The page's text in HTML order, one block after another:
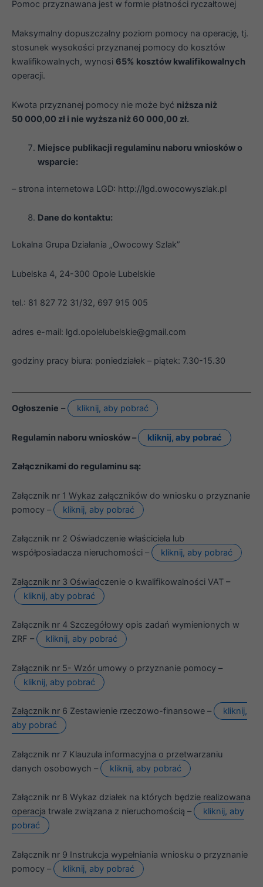
Pomoc przyznawana jest w formie płatności ryczałtowej
Maksymalny dopuszczalny poziom pomocy na operację, tj.
stosunek wysokości przyznanej pomocy do kosztów
kwalifikowalnych, wynosi 65% kosztów kwalifikowalnych
operacji.
Kwota przyznanej pomocy nie może być niższa niż
50 000,00 zł i nie wyższa niż 60 000,00 zł.
Miejsce publikacji regulaminu naboru wniosków o
wsparcie:
– strona internetowa LGD: http://lgd.owocowyszlak.pl
Dane do kontaktu:
Lokalna Grupa Działania „Owocowy Szlak”
Lubelska 4, 24-300 Opole Lubelskie
tel.: 81 827 72 31/32, 697 915 005
adres e-mail: lgd.opolelubelskie@gmail.com
godziny pracy biura: poniedziałek – piątek: 7.30-15.30
Ogłoszenie – kliknij, aby pobrać
Regulamin naboru wniosków – kliknij, aby pobrać
Załącznikami do regulaminu są:
Załącznik nr 1 Wykaz załączników do wniosku o przyznanie
pomocy –
kliknij, aby pobrać
Załącznik nr 2 Oświadczenie właściciela lub
współposiadacza nieruchomości –
kliknij, aby pobrać
Załącznik nr 3 Oświadczenie o kwalifikowalności VAT –
kliknij, aby pobrać
Załącznik nr 4 Szczegółowy opis zadań wymienionych w
ZRF –
kliknij, aby pobrać
Załącznik nr 5- Wzór umowy o przyznanie pomocy –
kliknij, aby pobrać
Załącznik nr 6 Zestawienie rzeczowo-finansowe –
kliknij,
aby pobrać
Załącznik nr 7 Klauzula informacyjna o przetwarzaniu
danych osobowych –
kliknij, aby pobrać
Załącznik nr 8 Wykaz działek na których będzie realizowana
operacja trwale związana z nieruchomością –
kliknij, aby
pobrać
Załącznik nr 9 Instrukcja wypełniania wniosku o przyznanie
pomocy –
kliknij, aby pobrać
nie są
do
funkcjonowania
strony
funkcjonalność
na podstawie
tego, jak
strona jest
Aby nasza
najlepiej
podczas
Jeśli odrzucisz
te pliki cookie,
Udostępniając
swoje
zainteresowania i
odwiedzania naszej
strony, zwiększasz